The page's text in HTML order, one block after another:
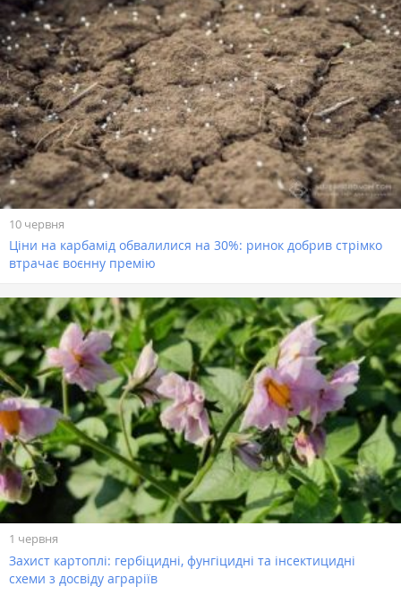
10 червня
Ціни на карбамід обвалилися на 30%: ринок добрив стрімко
втрачає воєнну премію
1 червня
Захист картоплі: гербіцидні, фунгіцидні та інсектицидні
схеми з досвіду аграріїв